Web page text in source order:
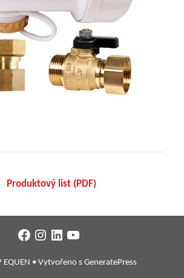
Produktový list (PDF)
FacebookInstagram
LinkedInYouTube
• Vytvořeno s GeneratePress